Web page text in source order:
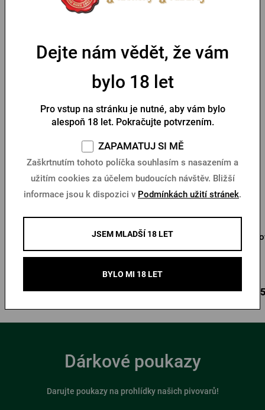
Bestsellery
Krýgl Pilsner Urquell 0,5l
s věnováním
290 Kč Koupit
Growler Pilsner Urquell 1l
385 Kč Koupit
Dárkové poukazy
Darujte poukazy na prohlídky našich pivovarů!
Dejte nám vědět, že vám
bylo 18 let
Pro vstup na stránku je nutné, aby vám bylo
alespoň 18 let. Pokračujte potvrzením.
ZAPAMATUJ SI MĚ
Zaškrtnutím tohoto políčka souhlasím s nasazením a
užitím cookies za účelem budoucích návštěv. Bližší
informace jsou k dispozici v Podmínkách užití stránek.
JSEM MLADŠÍ 18 LET
BYLO MI 18 LET